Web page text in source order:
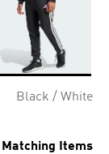
Black / White
Matching Items